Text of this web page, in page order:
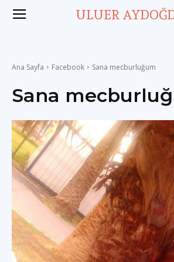
ULUER
Ana Sayfa Facebook Sana mecburluğum
Sana